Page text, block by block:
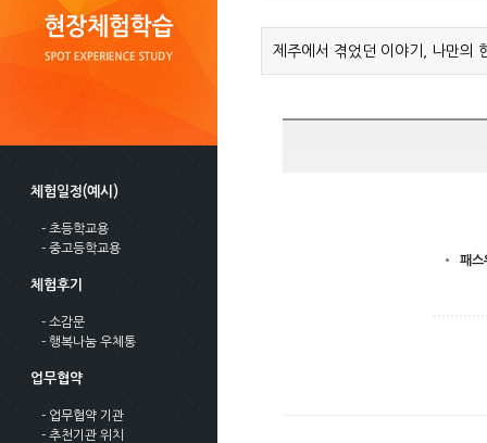
체험일정(예시)
- 초등학교용
- 중고등학교용
체험후기
- 소감문
- 행복나눔 우체통
업무협약
- 업무협약 기관
- 추천기관 위치
제주에서 겪었던 이야기, 나만의
패스